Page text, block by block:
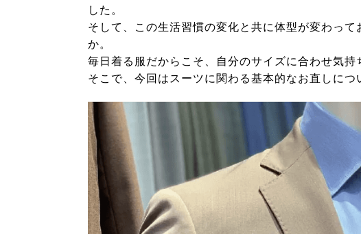
した。
そして、この生活習慣の変化と共に体型が変わっ
か。
毎日着る服だからこそ、自分のサイズに合わせ気持
そこで、今回はスーツに関わる基本的なお直しにつ